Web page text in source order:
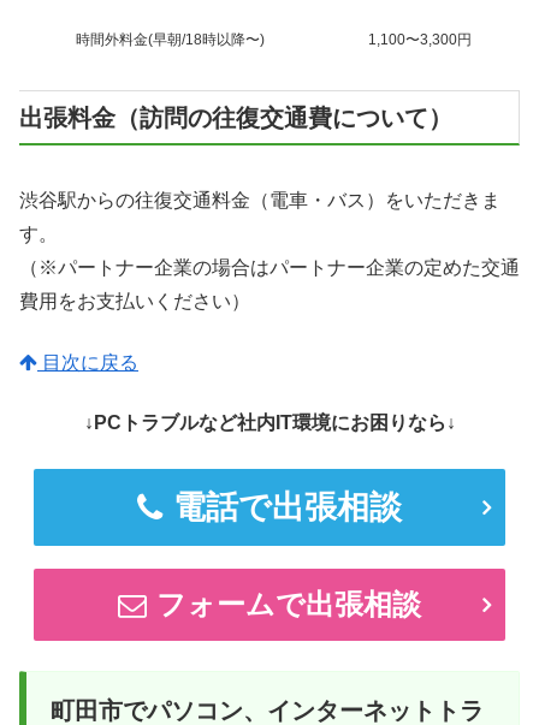
時間外料金(早朝/18時以降〜) 1,100〜3,300円
出張料金（訪問の往復交通費について）
渋谷駅からの往復交通料金（電車・バス）をいただきま
す。
（※パートナー企業の場合はパートナー企業の定めた交通
費用をお支払いください）
目次に戻る
↓PCトラブルなど社内IT環境にお困りなら↓
電話で出張相談
フォームで出張相談
町田市でパソコン、インターネットトラ